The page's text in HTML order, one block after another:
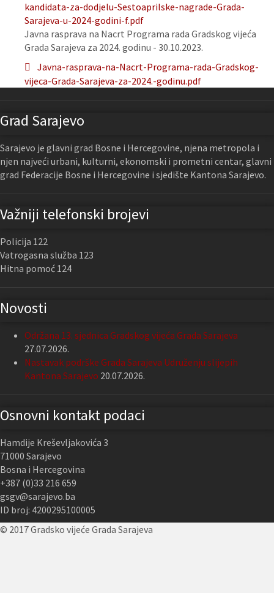
kandidata-za-dodjelu-Sestoaprilske-nagrade-Grada-
Sarajeva-u-2024-godini-f.pdf
Javna rasprava na Nacrt Programa rada Gradskog vijeća
Grada Sarajeva za 2024. godinu - 30.10.2023.
Javna-rasprava-na-Nacrt-Programa-rada-Gradskog-
vijeca-Grada-Sarajeva-za-2024.-godinu.pdf
Grad Sarajevo
Sarajevo je glavni grad Bosne i Hercegovine, njena metropola i
njen najveći urbani, kulturni, ekonomski i prometni centar, glavni
grad Federacije Bosne i Hercegovine i sjedište Kantona Sarajevo.
Važniji telefonski brojevi
Policija 122
Vatrogasna služba 123
Hitna pomoć 124
Novosti
Održana 13. sjednica Gradskog vijeća Grada Sarajeva
27.07.2026.
Nastavak podrške Grada Sarajeva Udruženju slijepih
Kantona Sarajevo 20.07.2026.
Osnovni kontakt podaci
Hamdije Kreševljakovića 3
71000 Sarajevo
Bosna i Hercegovina
+387 (0)33 216 659
gsgv@sarajevo.ba
ID broj: 4200295100005
© 2017 Gradsko vijeće Grada Sarajeva